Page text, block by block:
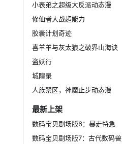
小表弟之超级大反派动态漫
修仙者大战超能力
胶囊计划奇迹
喜羊羊与灰太狼之破界山海诀
盗妖行
城隍录
人族禁区，神魔止步动态漫
最新上架
数码宝贝剧场版6：暴走特急
数码宝贝剧场版7：古代数码